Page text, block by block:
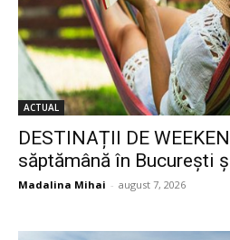
ACTUAL
DESTINAȚII DE
săptămână în București
Madalina Mihai - august 7, 2026